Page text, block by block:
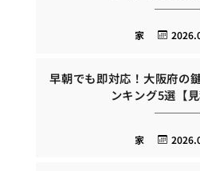
家
早朝でも即対応！大阪府の
ンキング5選【見
家